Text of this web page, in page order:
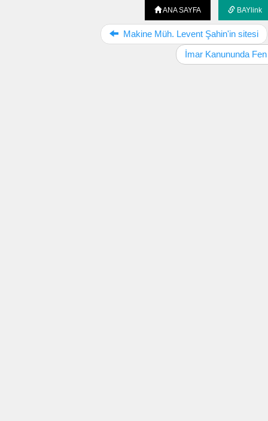
ANA SAYFA BAYlink
Makine Müh. Levent Şahin'in sitesi
İmar Kanununda